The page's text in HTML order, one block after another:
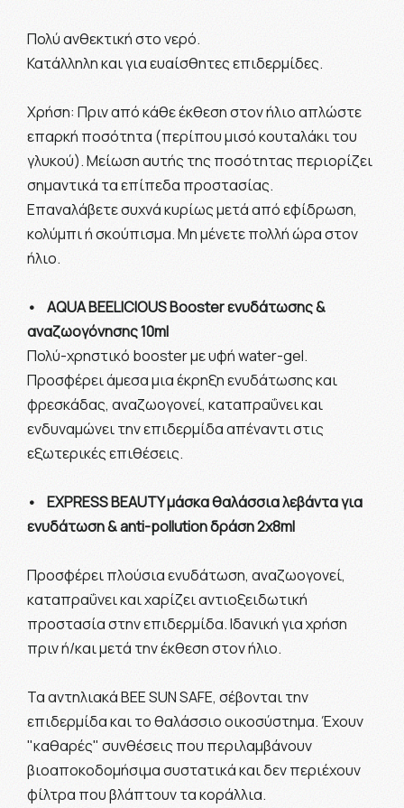
Πολύ ανθεκτική στο νερό.
Κατάλληλη και για ευαίσθητες επιδερμίδες.
Χρήση: Πριν από κάθε έκθεση στον ήλιο απλώστε
επαρκή ποσότητα (περίπου μισό κουταλάκι του
γλυκού). Μείωση αυτής της ποσότητας περιορίζει
σημαντικά τα επίπεδα προστασίας.
Επαναλάβετε συχνά κυρίως μετά από εφίδρωση,
κολύμπι ή σκούπισμα. Μη μένετε πολλή ώρα στον
ήλιο.
• ΑQUA BEELICIOUS Booster ενυδάτωσης &
αναζωογόνησης 10ml
Πολύ-χρηστικό booster με υφή water-gel.
Προσφέρει άμεσα μια έκρηξη ενυδάτωσης και
φρεσκάδας, αναζωογονεί, καταπραΰνει και
ενδυναμώνει την επιδερμίδα απέναντι στις
εξωτερικές επιθέσεις.
• EXPRESS BEAUTY μάσκα θαλάσσια λεβάντα για
ενυδάτωση & anti-pollution δράση 2x8ml
Προσφέρει πλούσια ενυδάτωση, αναζωογονεί,
καταπραΰνει και χαρίζει αντιοξειδωτική
προστασία στην επιδερμίδα. Ιδανική για χρήση
πριν ή/και μετά την έκθεση στον ήλιο.
Τα αντηλιακά BEE SUN SAFE, σέβονται την
επιδερμίδα και το θαλάσσιο οικοσύστημα. Έχουν
"καθαρές" συνθέσεις που περιλαμβάνουν
βιοαποκοδομήσιμα συστατικά και δεν περιέχουν
φίλτρα που βλάπτουν τα κοράλλια.